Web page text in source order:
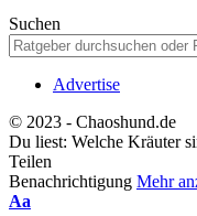
Suchen
Advertise
© 2023 - Chaoshund.de
Du liest: Welche Kräuter
Teilen
Benachrichtigung Mehr
Schriftgrößenanpassung
Aa